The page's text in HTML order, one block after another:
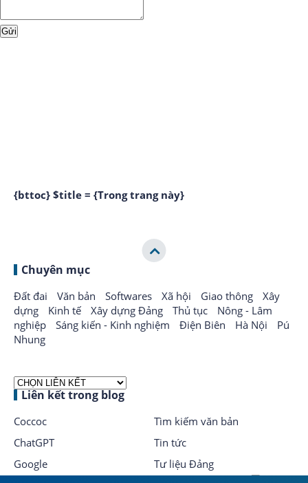
{bttoc} $title = {Trong trang này}
Chuyên mục
Đất đai Văn bản Softwares Xã hội Giao thông
Xây
dựng
Kinh tế Xây dựng Đảng Thủ tục
Nông - Lâm
nghiệp
Sáng kiến - Kinh nghiệm Điện Biên Hà Nội
Pú
Nhung
Liên kết trong blog
Coccoc
Tìm kiếm văn bản
ChatGPT
Tin tức
Google
Tư liệu Đảng